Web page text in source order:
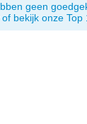
geen
bekijk onze Top